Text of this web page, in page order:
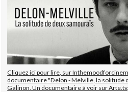
Cliquez ici pour lire, sur
documentaire "Delon - Melville, la solitude
Galinon. Un documentaire à voir sur